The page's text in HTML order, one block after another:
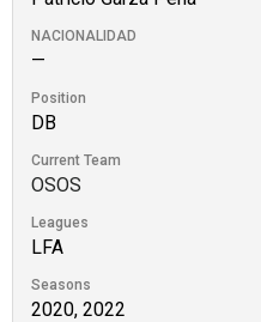
NACIONALIDAD
—
Position
DB
Current Team
OSOS
Leagues
LFA
Seasons
2020, 2022